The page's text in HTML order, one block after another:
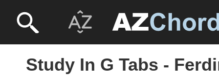
Study In G Tabs -